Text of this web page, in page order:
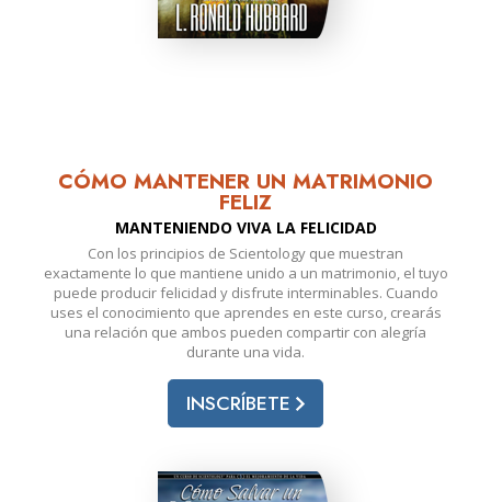
CÓMO MANTENER UN MATRIMONIO
FELIZ
MANTENIENDO VIVA LA FELICIDAD
Con los principios de Scientology que muestran
exactamente lo que mantiene unido a un matrimonio, el tuyo
puede producir felicidad y disfrute interminables. Cuando
uses el conocimiento que aprendes en este curso, crearás
una relación que ambos pueden compartir con alegría
durante una vida.
INSCRÍBETE